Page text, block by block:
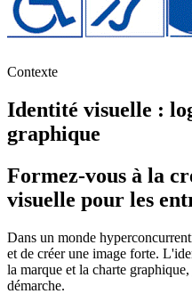
Contexte
Identité visuelle :
graphique
Formez-vous à la
visuelle pour les
Dans un monde
et de créer une image forte.
la marque et la charte
démarche.